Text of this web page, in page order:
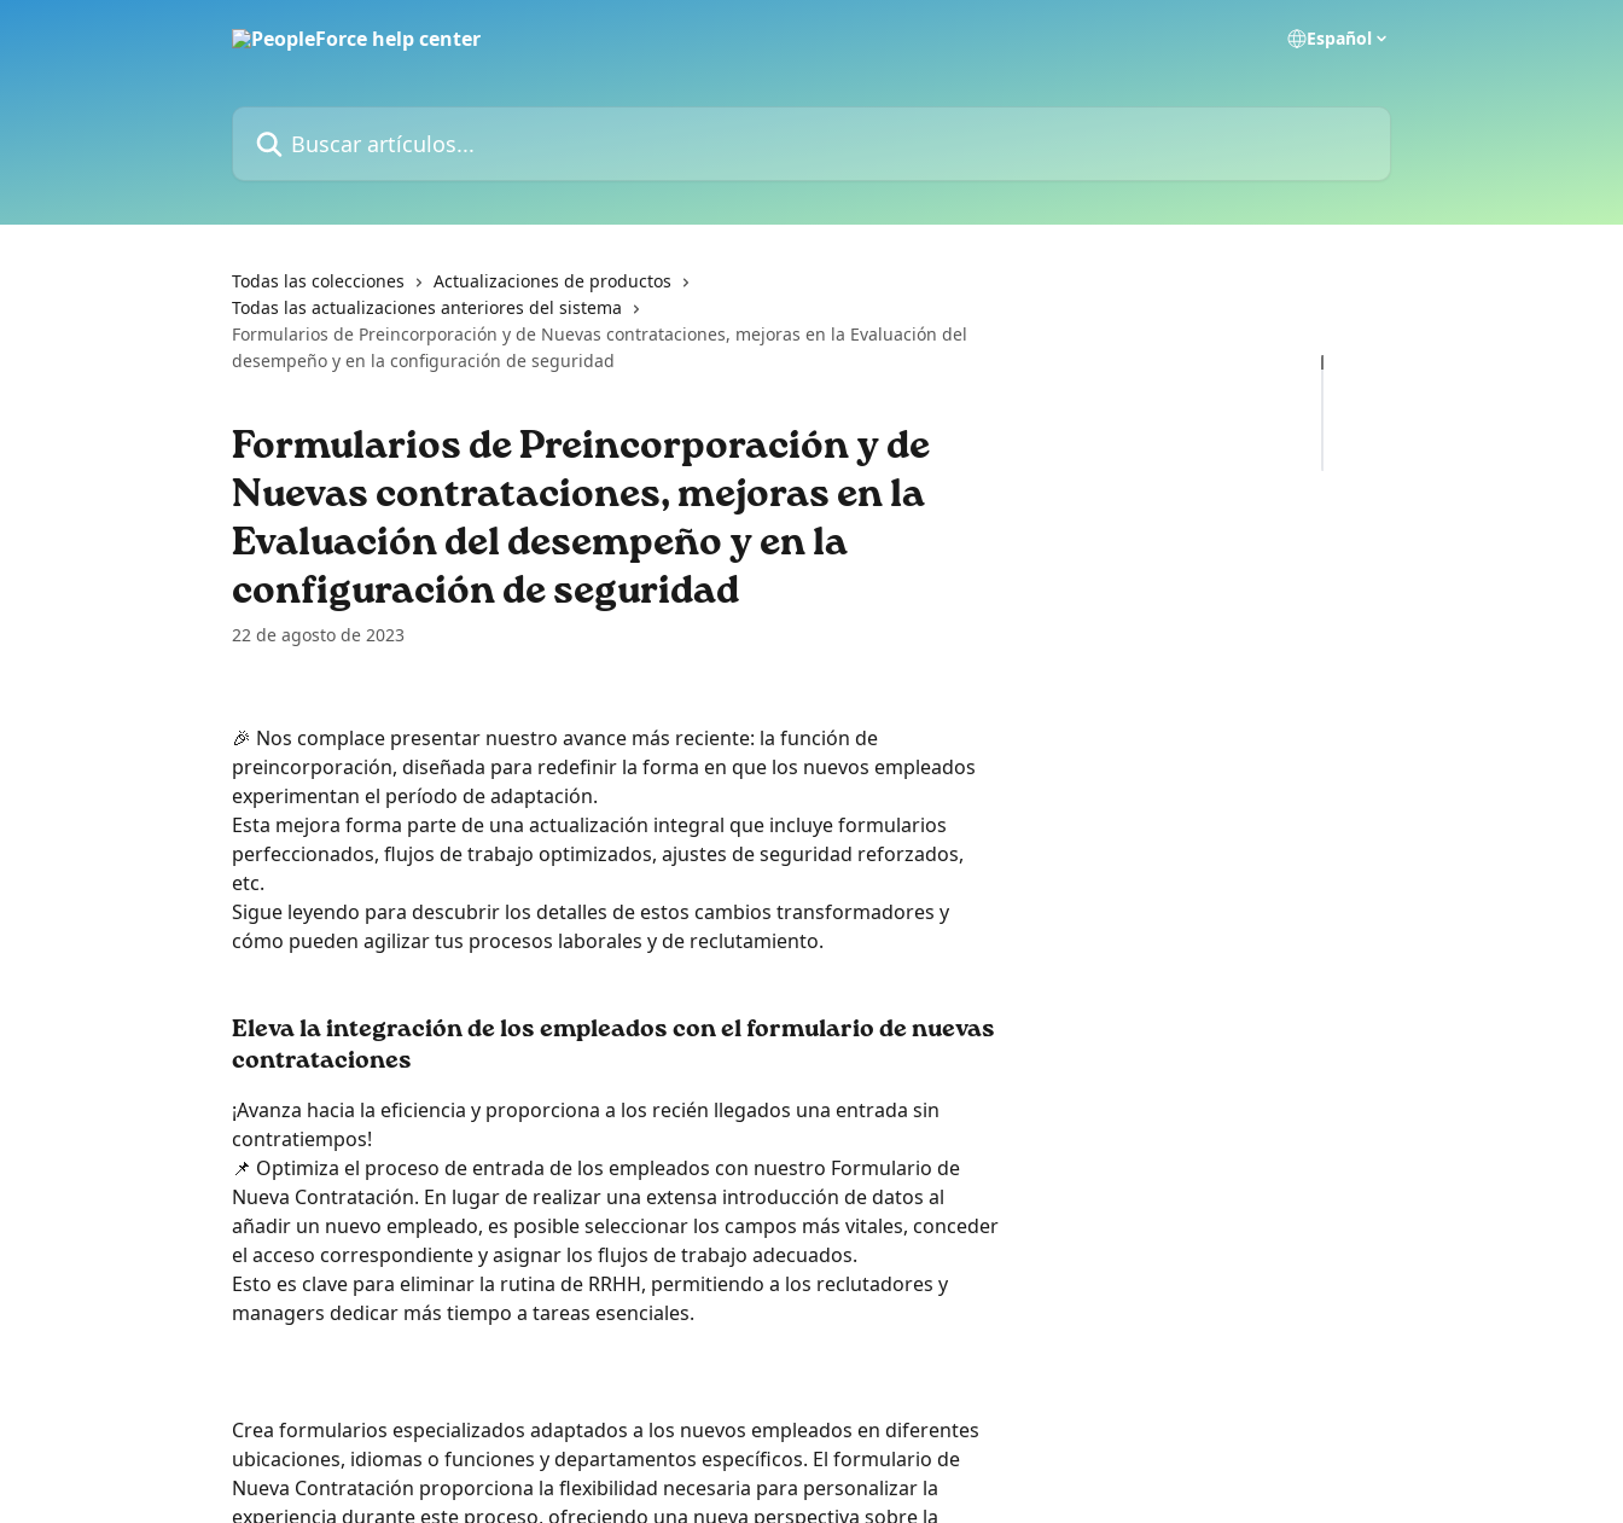
Español
Buscar artículos...
Todas las colecciones
Actualizaciones de productos
Todas las actualizaciones anteriores del sistema
Formularios de Preincorporación y de Nuevas contrataciones, mejoras en la Evaluación del
desempeño y en la configuración de seguridad
Formularios de Preincorporación y de
Nuevas contrataciones, mejoras en la
Evaluación del desempeño y en la
configuración de seguridad
22 de agosto de 2023
🎉 Nos complace presentar nuestro avance más reciente: la función de
preincorporación, diseñada para redefinir la forma en que los nuevos empleados
experimentan el período de adaptación.
Esta mejora forma parte de una actualización integral que incluye formularios
perfeccionados, flujos de trabajo optimizados, ajustes de seguridad reforzados,
etc.
Sigue leyendo para descubrir los detalles de estos cambios transformadores y
cómo pueden agilizar tus procesos laborales y de reclutamiento.
Eleva la integración de los empleados con el formulario de nuevas
contrataciones
¡Avanza hacia la eficiencia y proporciona a los recién llegados una entrada sin
contratiempos!
📌 Optimiza el proceso de entrada de los empleados con nuestro Formulario de
Nueva Contratación. En lugar de realizar una extensa introducción de datos al
añadir un nuevo empleado, es posible seleccionar los campos más vitales, conceder
el acceso correspondiente y asignar los flujos de trabajo adecuados.
Esto es clave para eliminar la rutina de RRHH, permitiendo a los reclutadores y
managers dedicar más tiempo a tareas esenciales.
Crea formularios especializados adaptados a los nuevos empleados en diferentes
ubicaciones, idiomas o funciones y departamentos específicos. El formulario de
Nueva Contratación proporciona la flexibilidad necesaria para personalizar la
experiencia durante este proceso, ofreciendo una nueva perspectiva sobre la